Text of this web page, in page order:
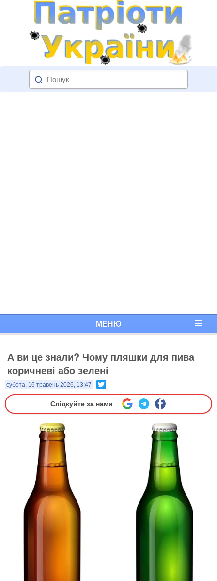
МЕНЮ
А ви це знали? Чому пляшки для пива
коричневі або зелені
субота, 16 травень 2026, 13:47
Слідкуйте за нами